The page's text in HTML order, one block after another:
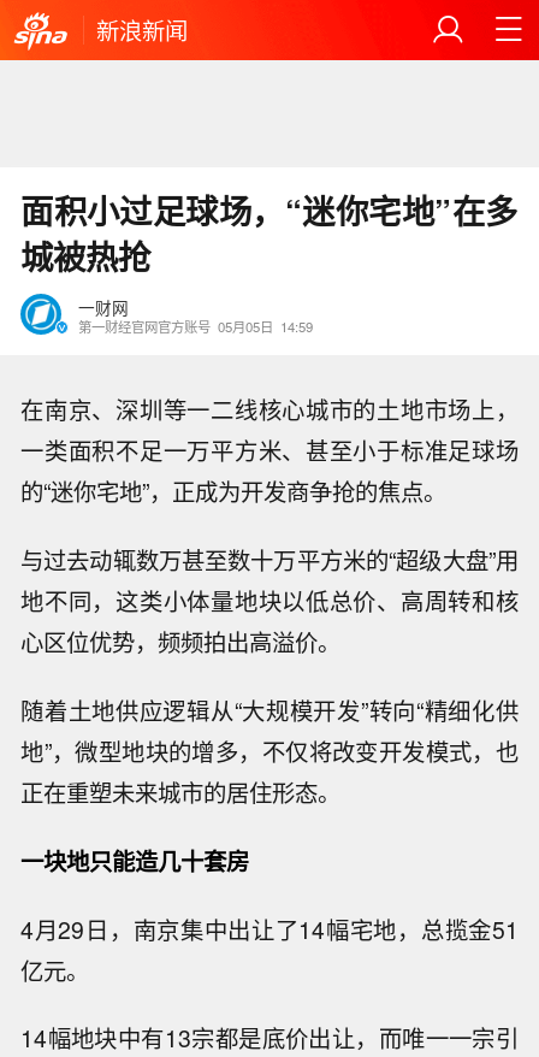
新浪新闻
面积小过足球场，“迷你宅地”在多
城被热抢
一财网
第一财经官网官方账号 05月05日 14:59
在南京、深圳等一二线核心城市的土地市场上，
一类面积不足一万平方米、甚至小于标准足球场
的“迷你宅地”，正成为开发商争抢的焦点。
与过去动辄数万甚至数十万平方米的“超级大盘”用
地不同，这类小体量地块以低总价、高周转和核
心区位优势，频频拍出高溢价。
随着土地供应逻辑从“大规模开发”转向“精细化供
地”，微型地块的增多，不仅将改变开发模式，也
正在重塑未来城市的居住形态。
一块地只能造几十套房
4月29日，南京集中出让了14幅宅地，总揽金51
亿元。
14幅地块中有13宗都是底价出让，而唯一一宗引